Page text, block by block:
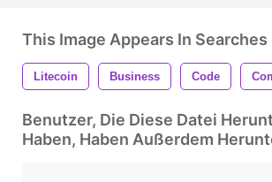
This Image Appears In Searches
Litecoin Business Code
Benutzer, Die Diese Datei
Haben, Haben Außerdem